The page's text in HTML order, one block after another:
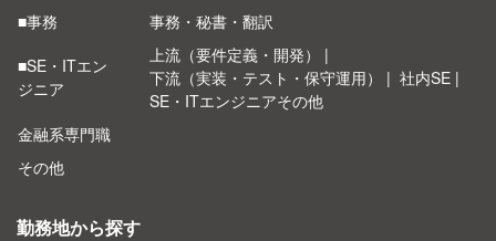
■事務
事務・秘書・翻訳
■SE・ITエン
ジニア
上流（要件定義・開発）
下流（実装・テスト・保守運用）
社内SE
SE・ITエンジニアその他
金融系専門職
その他
勤務地から探す